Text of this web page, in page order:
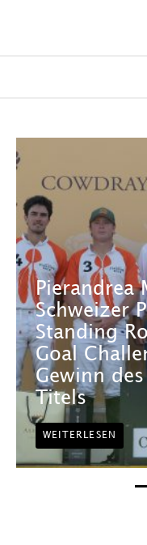
Pierandrea
Schweizer
Standing
Goal
Gewinn
Titels
WEITERLESEN